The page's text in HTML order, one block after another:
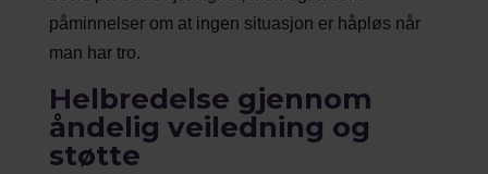
påminnelser om at ingen situasjon er håpløs når
man har tro.
Helbredelse gjennom
åndelig veiledning og
støtte